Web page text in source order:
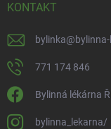
KONTAKT
bylinka@
771 174 846
Bylinná lékárna
bylinna_lekarna/